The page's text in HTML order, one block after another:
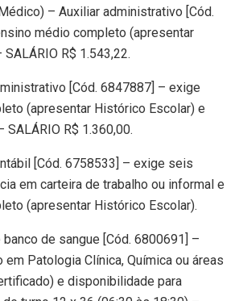
– Auxiliar administrativo [Cód.
médio completo (apresentar
R$ 1.543,22.
[Cód. 6847887] – exige
(apresentar Histórico Escolar) e
R$ 1.360,00.
[Cód. 6758533] – exige seis
em carteira de trabalho ou informal e
(apresentar Histórico Escolar).
de sangue [Cód. 6800691] –
Patologia Clínica, Química ou áreas
e disponibilidade para